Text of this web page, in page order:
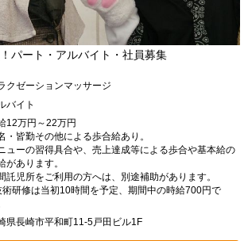
パート・アルバイト・社員募集
クゼーションマッサージ
バイト
12万円～22万円
・皆勤その他による歩合給あり。
ューの習得具合や、売上達成等による歩合や基本給の
があります。
託児所をご利用の方へは、別途補助があります。
術研修は当初10時間を予定、期間中の時給700円で
県長崎市平和町11-5戸田ビル1F